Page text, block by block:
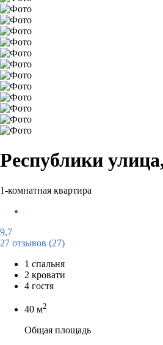
Республики
1-комнатная квартира
9,7
27 отзывов (27)
1 спальня
2 кровати
4 гостя
40 м2
Общая площадь